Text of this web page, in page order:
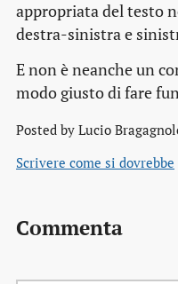
appropriata del testo
destra-sinistra e
E non è neanche un
modo giusto di fare
Posted by Lucio
Scrivere come si dovrebbe
Commenta